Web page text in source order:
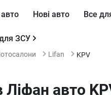
Нові авто Все
ЗСУ
Lifan KPV
Ліфан авто